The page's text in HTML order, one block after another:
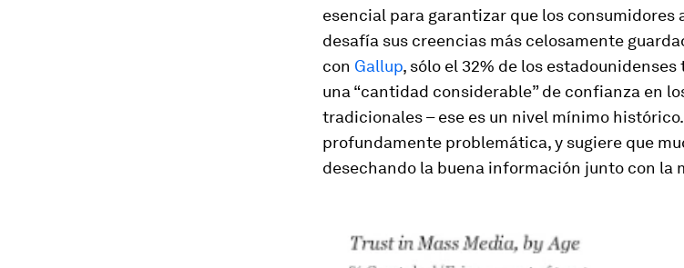
esencial para garantizar que los
desafía sus creencias más celosamente
con Gallup, sólo el 32% de los
una “cantidad considerable” de confianza en
tradicionales – ese es un nivel mínimo
profundamente problemática, y sugiere que
desechando la buena información junto con la